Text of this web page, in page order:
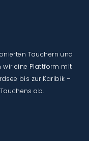
Tauchern und
wir eine Plattform mit
bis zur Karibik –
ab.